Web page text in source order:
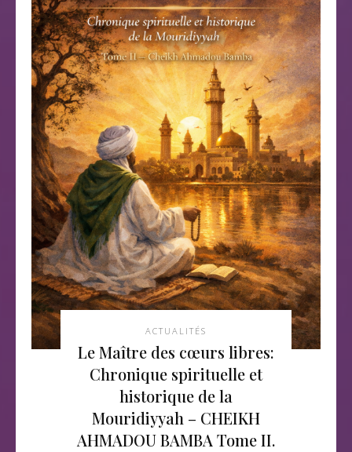
ACTUALITÉS
Le Maître des cœurs libres:
Chronique spirituelle et
historique de la
Mouridiyyah – CHEIKH
AHMADOU BAMBA Tome II.